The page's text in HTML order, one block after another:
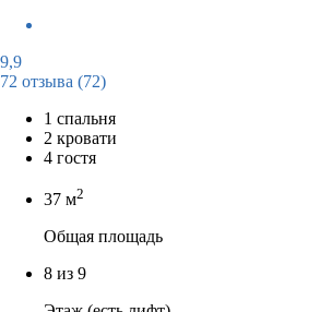
9,9
72 отзыва (72)
1 спальня
2 кровати
4 гостя
37 м2
Общая площадь
8 из 9